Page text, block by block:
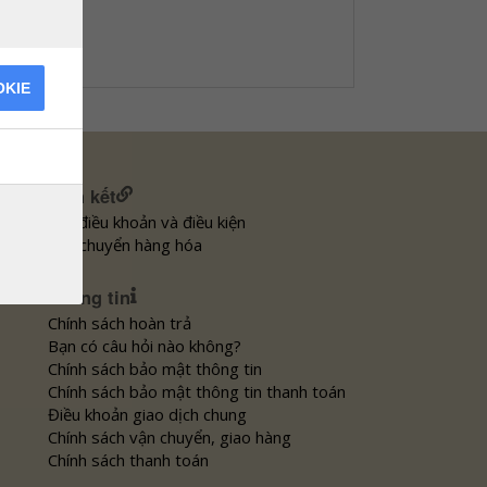
Liên kết
Các điều khoản và điều kiện
Vận chuyển hàng hóa
Thông tin
Chính sách hoàn trả
Bạn có câu hỏi nào không?
Chính sách bảo mật thông tin
Chính sách bảo mật thông tin thanh toán
Điều khoản giao dịch chung
Chính sách vận chuyển, giao hàng
Chính sách thanh toán